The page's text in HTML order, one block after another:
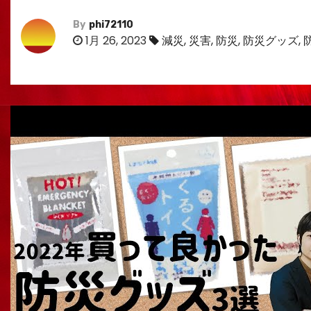
By phi72110
1月 26, 2023 減災, 災害, 防災, 防災グッズ,